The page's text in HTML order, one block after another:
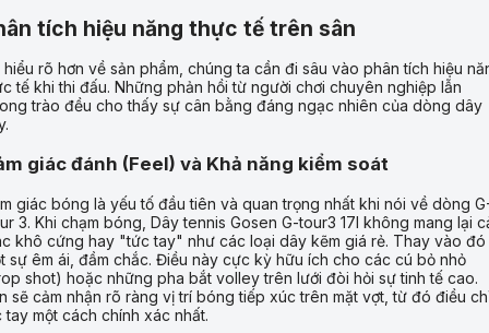
tích hiệu năng thực tế trên sân
rõ hơn về sản phẩm, chúng ta cần đi sâu vào phân tích hiệu
tế khi thi đấu. Những phản hồi từ người chơi chuyên nghiệp lẫn
trào đều cho thấy sự cân bằng đáng ngạc nhiên của dòng dây
giác đánh (Feel) và Khả năng kiểm soát
giác bóng là yếu tố đầu tiên và quan trọng nhất khi nói về dòng
3. Khi chạm bóng, Dây tennis Gosen G-tour3 17l không mang lại
khô cứng hay "tức tay" như các loại dây kẽm giá rẻ. Thay vào đó
sự êm ái, đầm chắc. Điều này cực kỳ hữu ích cho các cú bỏ nhỏ
shot) hoặc những pha bắt volley trên lưới đòi hỏi sự tinh tế cao.
sẽ cảm nhận rõ ràng vị trí bóng tiếp xúc trên mặt vợt, từ đó điều
tay một cách chính xác nhất.